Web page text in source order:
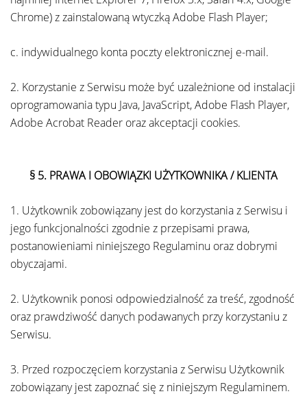
Chrome) z zainstalowaną wtyczką Adobe Flash Player;
c. indywidualnego konta poczty elektronicznej e-mail.
2. Korzystanie z Serwisu może być uzależnione od instalacji
oprogramowania typu Java, JavaScript, Adobe Flash Player,
Adobe Acrobat Reader oraz akceptacji cookies.
§ 5. PRAWA I OBOWIĄZKI UŻYTKOWNIKA / KLIENTA
1. Użytkownik zobowiązany jest do korzystania z Serwisu i
jego funkcjonalności zgodnie z przepisami prawa,
postanowieniami niniejszego Regulaminu oraz dobrymi
obyczajami.
2. Użytkownik ponosi odpowiedzialność za treść, zgodność
oraz prawdziwość danych podawanych przy korzystaniu z
Serwisu.
3. Przed rozpoczęciem korzystania z Serwisu Użytkownik
zobowiązany jest zapoznać się z niniejszym Regulaminem.